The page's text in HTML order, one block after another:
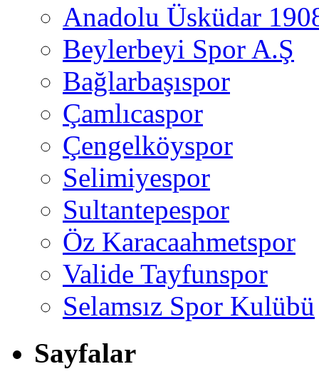
Anadolu Üsküdar
Beylerbeyi Spor A.Ş
Bağlarbaşıspor
Çamlıcaspor
Çengelköyspor
Selimiyespor
Sultantepespor
Öz Karacaahmetspor
Valide Tayfunspor
Selamsız Spor Kulübü
Sayfalar